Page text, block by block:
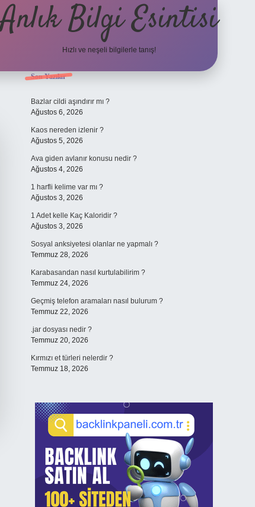
Anlık Bilgi Esintisi
Hızlı ve neşeli bilgilerle tanış!
Sidebar
Son Yazılar
Bazlar cildi aşındırır mı ?
Ağustos 6, 2026
Kaos nereden izlenir ?
Ağustos 5, 2026
Ava giden avlanır konusu nedir ?
Ağustos 4, 2026
1 harfli kelime var mı ?
Ağustos 3, 2026
1 Adet kelle Kaç Kaloridir ?
Ağustos 3, 2026
Sosyal anksiyetesi olanlar ne yapmalı ?
Temmuz 28, 2026
Karabasandan nasıl kurtulabilirim ?
Temmuz 24, 2026
Geçmiş telefon aramaları nasıl bulurum ?
Temmuz 22, 2026
.jar dosyası nedir ?
Temmuz 20, 2026
Kırmızı et türleri nelerdir ?
Temmuz 18, 2026